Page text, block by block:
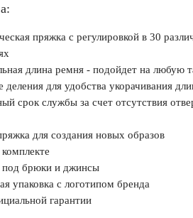
пряжка с регулировкой в 30
длина ремня - подойдет на любую
деления для удобства укорачивания
срок службы за счет отсутствия
для создания новых образов
под брюки и джинсы
упаковка с логотипом бренда
гарантии